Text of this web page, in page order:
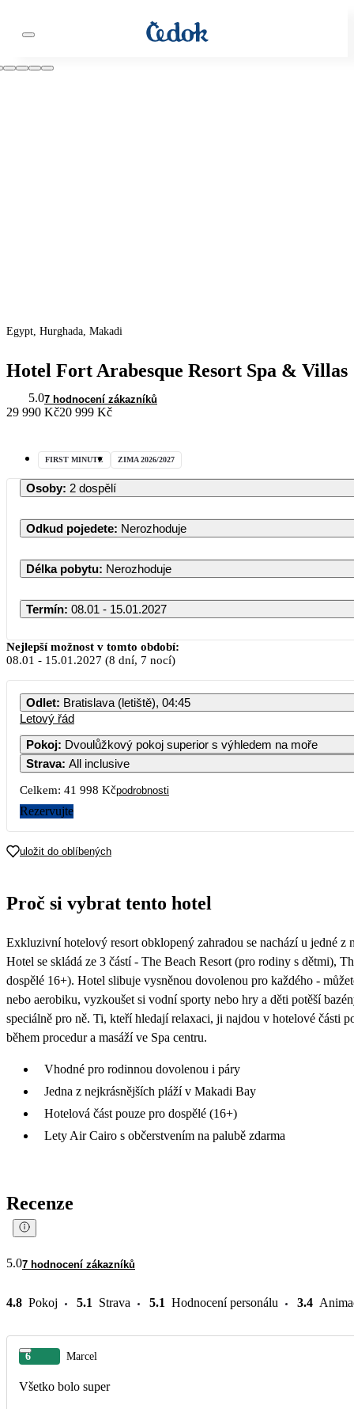
Egypt, Hurghada, Makadi
Hotel Fort Arabesque Resort Spa & Villas
5.07 hodnocení zákazníků
29 990 Kč20 999 Kč
FIRST MINUTE ZIMA 2026/2027
Osoby: 2 dospělí
Odkud pojedete: Nerozhoduje
Délka pobytu: Nerozhoduje
Termín: 08.01 - 15.01.2027
Leden 2027
PO ÚT ST ČT PÁ SO
27 649
Nejlepší možnost v tomto období:
08.01 - 15.01.2027 (8 dní, 7 nocí)
Odlet: Bratislava (letiště), 04:45
Letový řád
Pokoj: Dvoulůžkový pokoj superior s výhledem na moře
Strava: All inclusive
Celkem: 41 998 Kčpodrobnosti
Rezervujte
uložit do oblíbených
Proč si vybrat tento hotel
Exkluzivní hotelový resort obklopený zahradou se nachází u jedné z
Hotel se skládá ze 3 částí - The Beach Resort (pro rodiny s dětmi),
dospělé 16+). Hotel slibuje vysněnou dovolenou pro každého -
nebo aerobiku, vyzkoušet si vodní sporty nebo hry a děti potěší
speciálně pro ně. Ti, kteří hledají relaxaci, ji najdou v hotelové části
během procedur a masáží ve Spa centru.
Vhodné pro rodinnou dovolenou i páry
Jedna z nejkrásnějších pláží v Makadi Bay
Hotelová část pouze pro dospělé (16+)
Lety Air Cairo s občerstvením na palubě zdarma
Recenze
5.07 hodnocení zákazníků
4.8 Pokoj 5.1 Strava 5.1 Hodnocení personálu 3.4
6 Marcel
Všetko bolo super